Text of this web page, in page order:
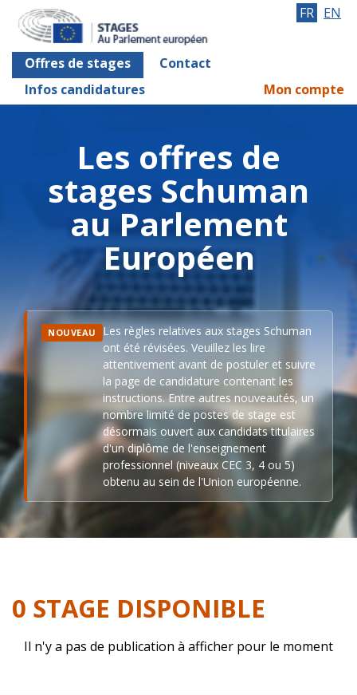
Offres de stages
Contact
Infos candidatures
FR EN
Mon compte
Les offres de
stages Schuman
au Parlement
Européen
NOUVEAU
Les règles relatives aux stages Schuman
ont été révisées. Veuillez les lire
attentivement avant de postuler et suivre
la page de candidature contenant les
instructions. Entre autres nouveautés, un
nombre limité de postes de stage est
désormais ouvert aux candidats titulaires
d'un diplôme de l'enseignement
professionnel (niveaux CEC 3, 4 ou 5)
obtenu au sein de l'Union européenne.
0 STAGE DISPONIBLE
Il n'y a pas de publication à afficher pour le moment